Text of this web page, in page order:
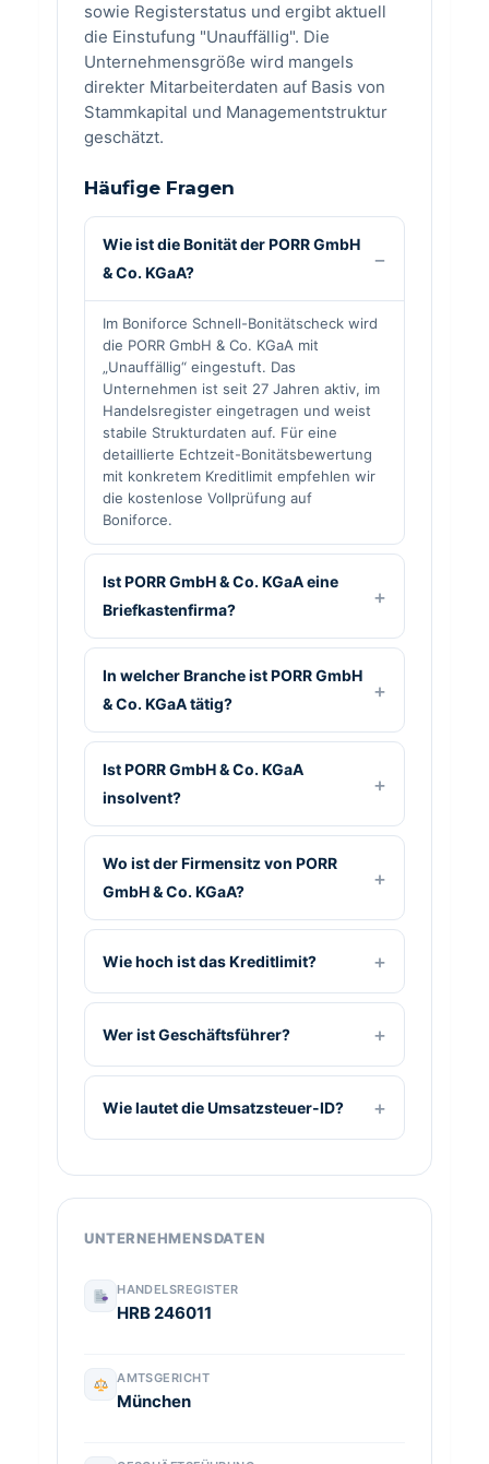
sowie Registerstatus und ergibt aktuell
die Einstufung "Unauffällig". Die
Unternehmensgröße wird mangels
direkter Mitarbeiterdaten auf Basis von
Stammkapital und Managementstruktur
geschätzt.
Häufige Fragen
Wie ist die Bonität der PORR GmbH
& Co. KGaA?
Im Boniforce Schnell-Bonitätscheck wird
die PORR GmbH & Co. KGaA mit
„Unauffällig“ eingestuft. Das
Unternehmen ist seit 27 Jahren aktiv, im
Handelsregister eingetragen und weist
stabile Strukturdaten auf. Für eine
detaillierte Echtzeit-Bonitätsbewertung
mit konkretem Kreditlimit empfehlen wir
die kostenlose Vollprüfung auf
Boniforce.
Ist PORR GmbH & Co. KGaA eine
Briefkastenfirma?
In welcher Branche ist PORR GmbH
& Co. KGaA tätig?
Ist PORR GmbH & Co. KGaA
insolvent?
Wo ist der Firmensitz von PORR
GmbH & Co. KGaA?
Wie hoch ist das Kreditlimit?
Wer ist Geschäftsführer?
Wie lautet die Umsatzsteuer-ID?
UNTERNEHMENSDATEN
HANDELSREGISTER
HRB 246011
AMTSGERICHT
München